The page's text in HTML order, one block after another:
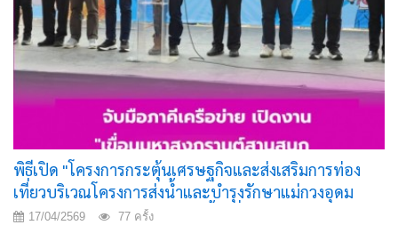
พิธีเปิด "โครงการกระตุ้นเศรษฐกิจและส่งเสริมการท่อง
เที่ยวบริเวณโครงการส่งน้ำและบำรุงรักษาแม่กวงอุดม
ธารา" ณ บริเวณปากอุโมงค์ส่งน้ำ เขื่อนแม่กวงอุดมธารา
17/04/2569 77 ครั้ง